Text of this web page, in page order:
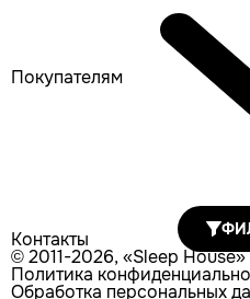
Покупателям
Контакты
© 2011-2026, «Sleep
Политика
Обработка персональных